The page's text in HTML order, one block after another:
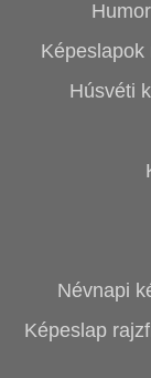
Képeslapok
Húsvéti
Névnapi
Képeslap